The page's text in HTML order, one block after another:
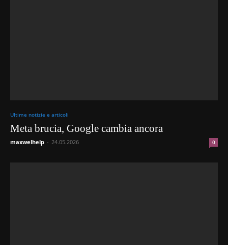
Ultime notizie e articoli
Meta brucia, Google cambia ancora
maxwelhelp - 24.05.2026 0